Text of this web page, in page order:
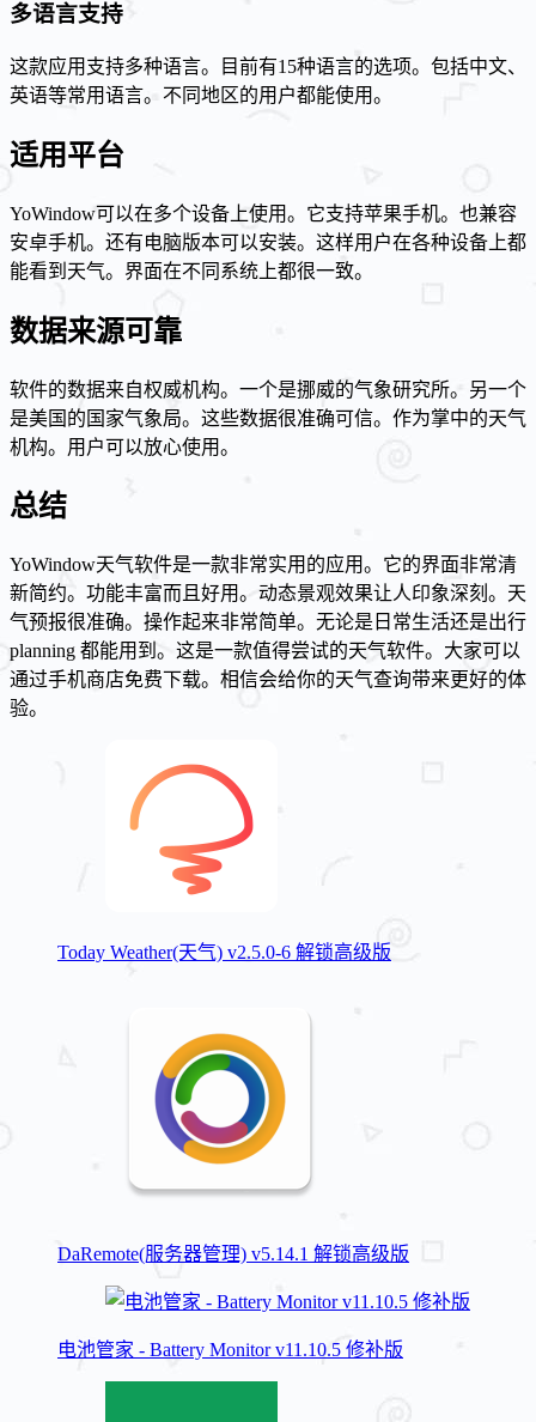
多语言支持
这款应用支持多种语言。目前有15种语言的选项。包括中文、
英语等常用语言。不同地区的用户都能使用。
适用平台
YoWindow可以在多个设备上使用。它支持苹果手机。也兼容
安卓手机。还有电脑版本可以安装。这样用户在各种设备上都
能看到天气。界面在不同系统上都很一致。
数据来源可靠
软件的数据来自权威机构。一个是挪威的气象研究所。另一个
是美国的国家气象局。这些数据很准确可信。作为掌中的天气
机构。用户可以放心使用。
总结
YoWindow天气软件是一款非常实用的应用。它的界面非常清
新简约。功能丰富而且好用。动态景观效果让人印象深刻。天
气预报很准确。操作起来非常简单。无论是日常生活还是出行
planning 都能用到。这是一款值得尝试的天气软件。大家可以
通过手机商店免费下载。相信会给你的天气查询带来更好的体
验。
Today Weather(天气) v2.5.0-6 解锁高级版
DaRemote(服务器管理) v5.14.1 解锁高级版
电池管家 - Battery Monitor v11.10.5 修补版